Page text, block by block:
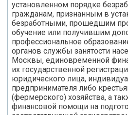
установленном порядке
гражданам, признанным в
безработными, прошедшим
обучение или получившим
профессиональное
органов службы занятости
Москвы, единовременной
их государственной
юридического лица,
предпринимателя либо
(фермерского) хозяйства, а
финансовой помощи на